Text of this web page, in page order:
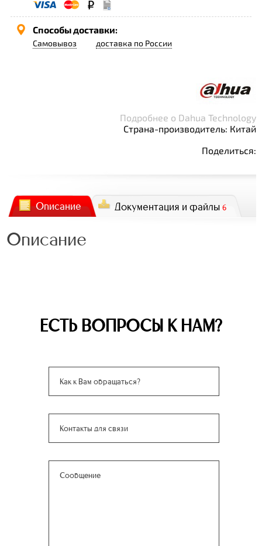
Способы доставки:
Самовывоз доставка по России
Подробнее о Dahua Technology
Страна-производитель: Китай
Поделиться:
Описание Документация и файлы 6
Описание
ЕСТЬ ВОПРОСЫ К НАМ?